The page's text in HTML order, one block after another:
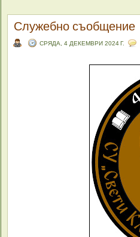
Служебно съобщение
СРЯДА, 4 ДЕКЕМВРИ 2024 Г.